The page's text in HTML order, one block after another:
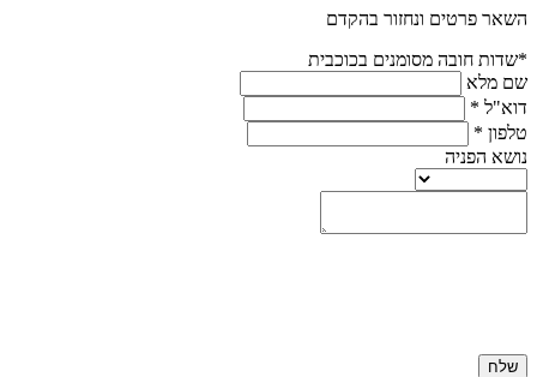
השאר פרטים ונחזור בהקדם
*שדות חובה מסומנים בכוכבית
שם מלא
דוא"ל *
טלפון *
נושא הפניה
שלח